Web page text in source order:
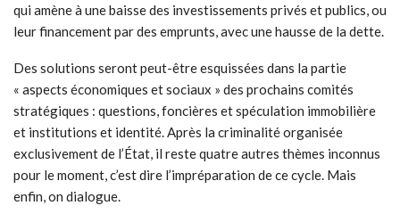
qui amène à une baisse des investissements privés et publics, ou
leur financement par des emprunts, avec une hausse de la dette.
Des solutions seront peut-être esquissées dans la partie
« aspects économiques et sociaux » des prochains comités
stratégiques : questions, foncières et spéculation immobilière
et institutions et identité. Après la criminalité organisée
exclusivement de l’État, il reste quatre autres thèmes inconnus
pour le moment, c’est dire l’impréparation de ce cycle. Mais
enfin, on dialogue.